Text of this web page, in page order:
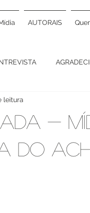
AUTORAIS
IMÓVEL
OPERAÇÃO
-
DO
leitura